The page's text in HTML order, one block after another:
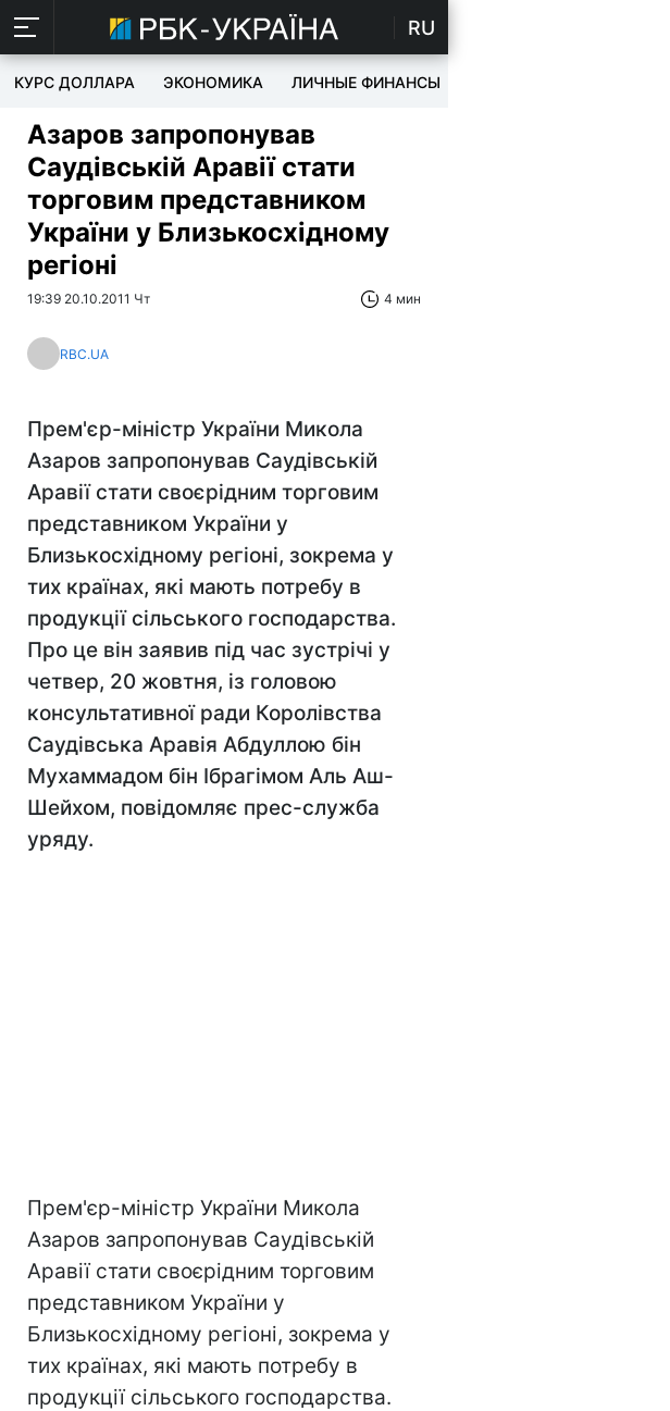
RU
КУРС ДОЛЛАРА ЭКОНОМИКА ЛИЧНЫЕ ФИНАНСЫ
Азаров запропонував
Саудівській Аравії стати
торговим представником
України у Близькосхідному
регіоні
19:39 20.10.2011 Чт 4 мин
RBC.UA
Прем'єр-міністр України Микола
Азаров запропонував Саудівській
Аравії стати своєрідним торговим
представником України у
Близькосхідному регіоні, зокрема у
тих країнах, які мають потребу в
продукції сільського господарства.
Про це він заявив під час зустрічі у
четвер, 20 жовтня, із головою
консультативної ради Королівства
Саудівська Аравія Абдуллою бін
Мухаммадом бін Ібрагімом Аль Аш-
Шейхом, повідомляє прес-служба
уряду.
Прем'єр-міністр України Микола
Азаров запропонував Саудівській
Аравії стати своєрідним торговим
представником України у
Близькосхідному регіоні, зокрема у
тих країнах, які мають потребу в
продукції сільського господарства.